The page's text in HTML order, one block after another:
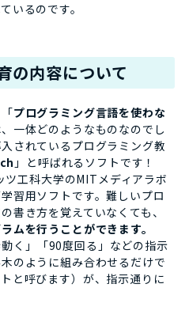
いるのです。
の内容について
プログラミング言語を使わな
、一体どのようなものなのでし
されているプログラミング教
」と呼ばれるソフトです！
工科大学のMITメディアラボ
習用ソフトです。難しいプロ
書き方を覚えていなくても、
ムを行うことができます。
く」「90度回る」などの指示
のように組み合わせるだけで
と呼びます）が、指示通りに